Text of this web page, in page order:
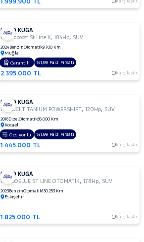
1.999.900 TL Karşılaştır
FORD KUGA
1.5 Ecoboost St Line X,184Hp, SUV
2024BenzinOtomatik9.700 Km
Muğla
2.395.000 TL Karşılaştır
Garantili %1,99 Faiz Fırsatı
FORD KUGA
1.5 TDCI TITANIUM POWERSHIFT,120Hp, SUV
2018DizelOtomatik85.000 Km
Kocaeli
1.445.000 TL Karşılaştır
Opsiyonlu %1,99 Faiz Fırsatı
FORD KUGA
1.5 ECOBLUE ST LINE OTOMATİK,178Hp, SUV
2023BenzinOtomatik130.253 Km
Eskişehir
1.825.000 TL Karşılaştır